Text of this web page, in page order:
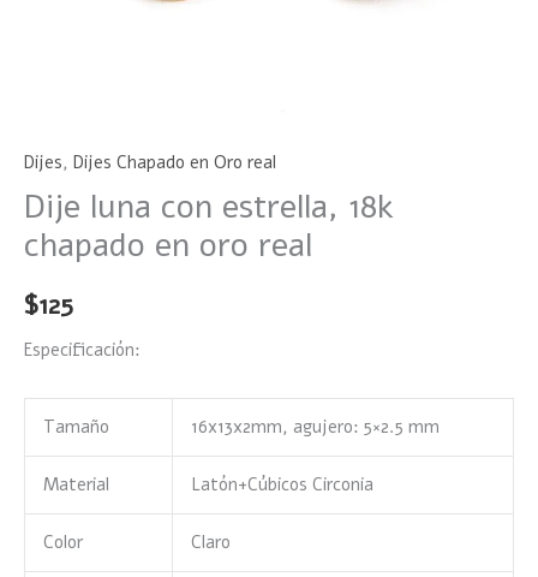
Dijes, Dijes Chapado en Oro real
Dije luna con estrella, 18k
chapado en oro real
$125
Especificación:
Tamaño 16x13x2mm, agujero: 5×2.5 mm
Material Latón+Cúbicos Circonia
Color Claro